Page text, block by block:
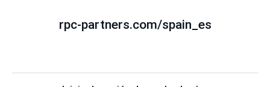
rpc-partners.com/spain_es